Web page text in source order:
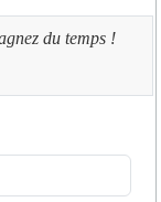
du temps !